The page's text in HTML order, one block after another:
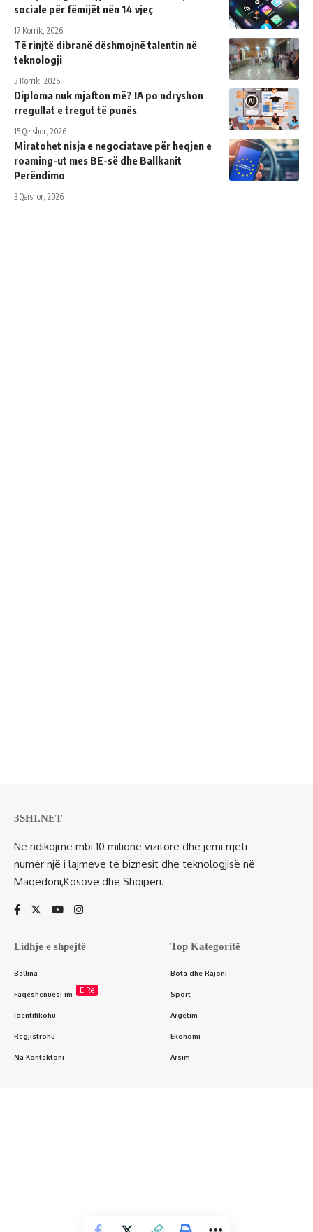
sociale për fëmijët nën 14 vjeç
17 Korrik, 2026
Të rinjtë dibranë dëshmojnë talentin në
teknologji
3 Korrik, 2026
Diploma nuk mjafton më? IA po ndryshon
rregullat e tregut të punës
15 Qershor, 2026
Miratohet nisja e negociatave për heqjen e
roaming-ut mes BE-së dhe Ballkanit
Perëndimo
3 Qershor, 2026
3SHI.NET
Ne ndikojmë mbi 10 milionë vizitorë dhe jemi rrjeti
numër një i lajmeve të biznesit dhe teknologjisë në
Maqedoni,Kosovë dhe Shqipëri.
Lidhje e shpejtë
Ballina
Faqeshënuesi im E Re
Identifikohu
Regjistrohu
Na Kontaktoni
Top Kategoritë
Bota dhe Rajoni
Sport
Argëtim
Ekonomi
Arsim